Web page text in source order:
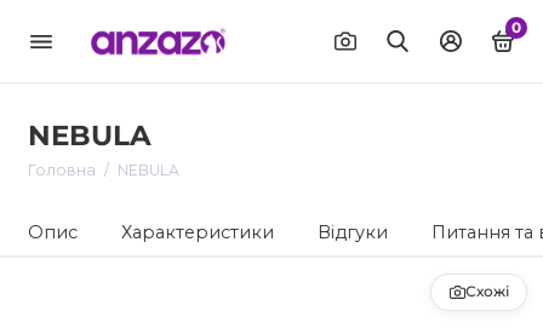
0
NEBULA
Головна NEBULA
Опис Характеристики Відгуки Питання та
Схожі